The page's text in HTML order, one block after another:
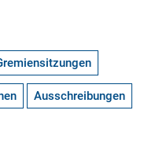
Ausschreibungen